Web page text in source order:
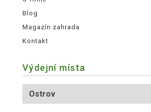
Blog
Magazín zahrada
Kontakt
Výdejní místa